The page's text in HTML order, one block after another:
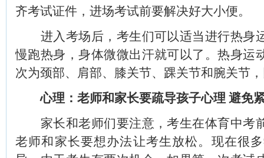
齐考试证件，进场考试前要解决好大小便。
进入考场后，考生们可以适当进行热身
慢跑热身，身体微微出汗就可以了。热身运
次为颈部、肩部、膝关节、踝关节和腕关节
心理：老师和家长要疏导孩子心理 避免
家长和老师们要注意，考生在体育中考
老师和家长要想办法让考生放松。现在很